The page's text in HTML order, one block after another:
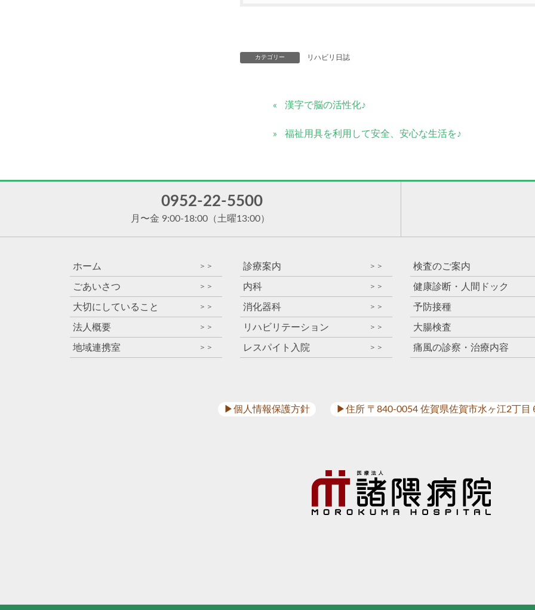
カテゴリー リハビリ日誌
漢字で脳の活性化♪
福祉用具を利用して安全、安心な生活を♪
0952-22-5500
月〜金 9:00-18:00 （土曜13:00）
ホーム ＞＞
ごあいさつ ＞＞
大切にしていること ＞＞
法人概要 ＞＞
地域連携室 ＞＞
診療案内 ＞＞
内科 ＞＞
消化器科 ＞＞
リハビリテーション ＞＞
レスパイト入院 ＞＞
検査のご案内
健康診断・人間ドック
予防接種
大腸検査
痛風の診察・治療内容
▶︎個人情報保護方針 ▶︎住所 〒840-0054 佐賀県佐賀市水ヶ江2丁目